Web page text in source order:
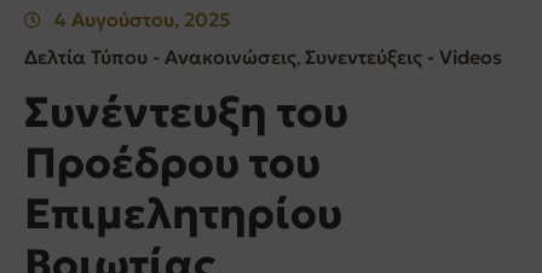
4 Αυγούστου, 2025
Δελτία Τύπου - Ανακοινώσεις‚ Συνεντεύξεις - Videos
Συνέντευξη του
Προέδρου του
Επιμελητηρίου